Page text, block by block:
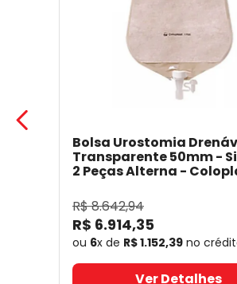
Bolsa Urostomia
Transparente 50mm -
2 Peças Alterna -
R$8.642,94
R$ 6.914,35
ou 6x de R$1.152,39 no
Ver Detalhes